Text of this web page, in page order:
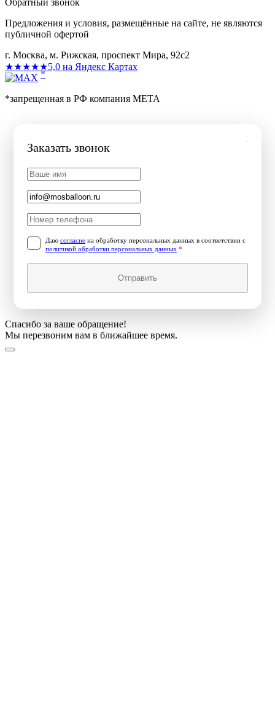
Обратный звонок
Предложения и условия, размещённые на сайте, не являются
публичной офертой
г. Москва, м. Рижская, проспект Мира, 92с2
★★★★★5,0 на Яндекс Картах
*
*запрещенная в РФ компания МЕТА
Заказать звонок
Даю согласие на обработку персональных данных в соответствии с
политикой обработки персональных данных *
Отправить
Спасибо за ваше обращение!
Мы перезвоним вам в ближайшее время.